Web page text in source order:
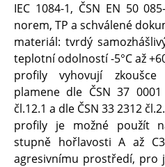
IEC 1084-1, ČSN EN 50
norem, TP a schválené
materiál: tvrdý
teplotní odolností -5°C až
profily vyhovují
plamene dle ČSN 37
čl.12.1 a dle ČSN 33 2312
profily je možné použít
stupně hořlavosti A až
agresivnímu prostředí, pro